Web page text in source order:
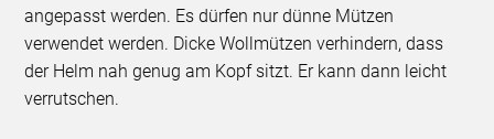
angepasst werden. Es dürfen nur dünne Mützen
verwendet werden. Dicke Wollmützen verhindern, dass
der Helm nah genug am Kopf sitzt. Er kann dann leicht
verrutschen.